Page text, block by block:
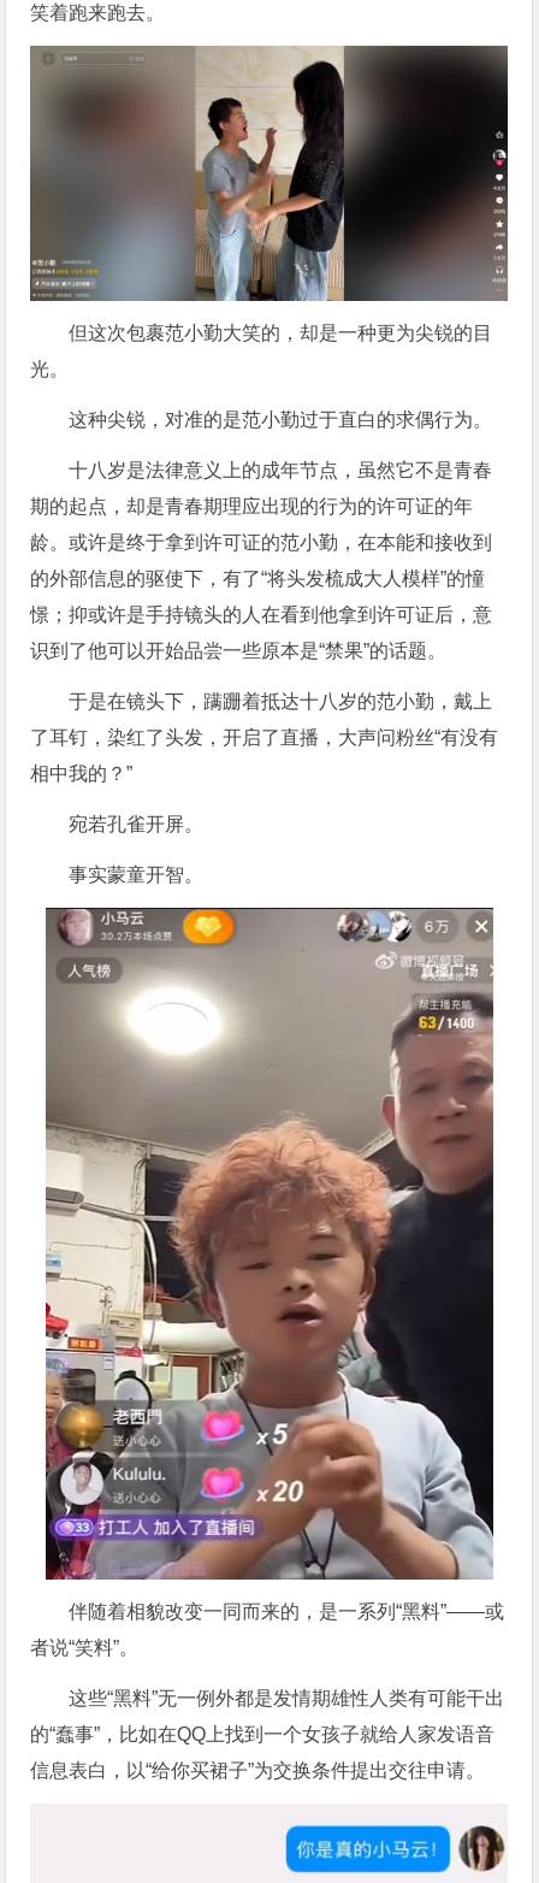
笑着跑来跑去。
但这次包裹范小勤大笑的，却是一种更为尖锐的目
光。
这种尖锐，对准的是范小勤过于直白的求偶行为。
十八岁是法律意义上的成年节点，虽然它不是青春
期的起点，却是青春期理应出现的行为的许可证的年
龄。或许是终于拿到许可证的范小勤，在本能和接收到
的外部信息的驱使下，有了“将头发梳成大人模样”的憧
憬；抑或许是手持镜头的人在看到他拿到许可证后，意
识到了他可以开始品尝一些原本是“禁果”的话题。
于是在镜头下，蹒跚着抵达十八岁的范小勤，戴上
了耳钉，染红了头发，开启了直播，大声问粉丝“有没有
相中我的？”
宛若孔雀开屏。
事实蒙童开智。
伴随着相貌改变一同而来的，是一系列“黑料”——或
者说“笑料”。
这些“黑料”无一例外都是发情期雄性人类有可能干出
的“蠢事”，比如在QQ上找到一个女孩子就给人家发语音
信息表白，以“给你买裙子”为交换条件提出交往申请。